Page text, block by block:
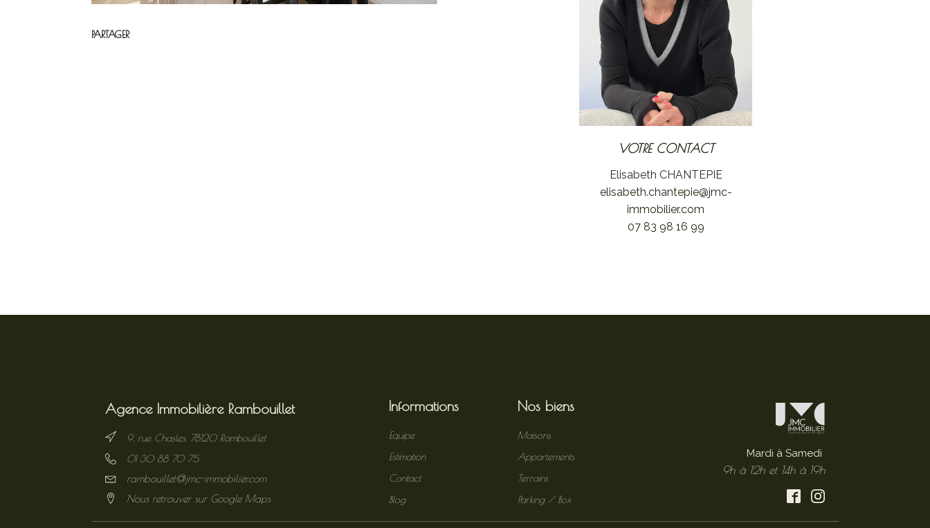
PARTAGER
VOTRE CONTACT
Elisabeth CHANTEPIE
elisabeth.chantepie@jmc-
immobilier.com
07 83 98 16 99
Agence Immobilière Rambouillet
9, rue Chasles, 78120 Rambouillet
01 30 88 70 75
rambouillet@jmc-immobilier.com
Nous retrouver sur Google Maps
Informations
Equipe
Estimation
Contact
Blog
Nos biens
Maisons
Appartements
Terrains
Parking / Box
Mardi à Samedi
9h à 12h et 14h à 19h